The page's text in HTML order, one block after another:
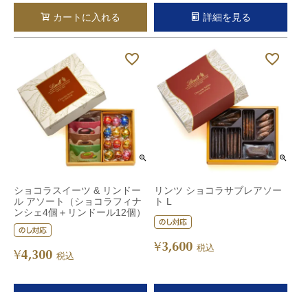
カートに入れる 詳細を見る
ショコラスイーツ & リンドー
ル アソート（ショコラフィナ
ンシェ4個＋リンドール12個）
¥4,300 税込
リンツ ショコラサブレアソー
ト L
¥3,600 税込